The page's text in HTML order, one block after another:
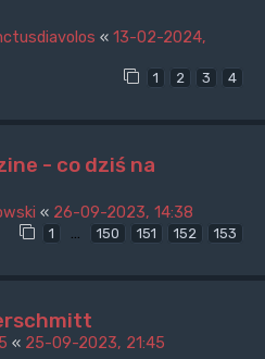
« 13-02-2024,
1 2 3 4
- co dziś na
« 26-09-2023, 14:38
1 … 150 151 152 153
« 25-09-2023, 21:45